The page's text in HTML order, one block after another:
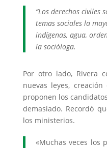
“Los derechos civiles
temas sociales la
indígenas, agua,
la socióloga.
Por otro lado, Rivera
nuevas leyes,
proponen los
demasiado. Recordó
los ministerios.
«Muchas veces los